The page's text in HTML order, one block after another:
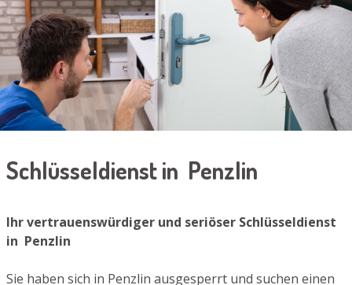
Schlüsseldienst in Penzlin
Ihr vertrauenswürdiger und seriöser Schlüsseldienst
in Penzlin
Sie haben sich in Penzlin ausgesperrt und suchen einen